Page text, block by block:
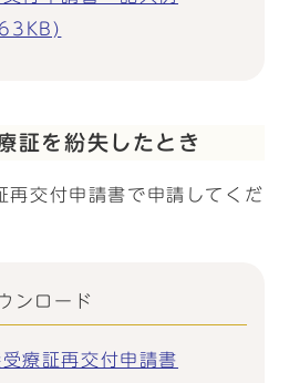
証を紛失したとき
再交付申請書で申請してくだ
ンロード
療証再交付申請書